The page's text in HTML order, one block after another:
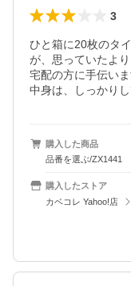
3
ひと箱に20枚のタ
が、思っていたよ
宅配の方に手伝い
中身は、しっかり
購入した商品
品番を選ぶ/ZX1441
購入したストア
カベコレ Yahoo!店